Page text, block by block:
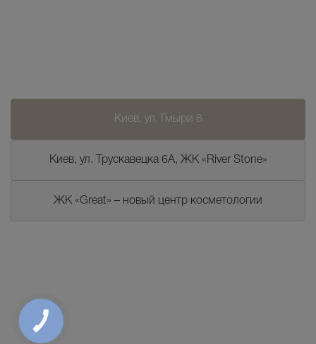
Киев, ул. Гмыри 6
Киев, ул. Трускавецка 6А, ЖК «River Stone»
ЖК «Great» – новый центр косметологии